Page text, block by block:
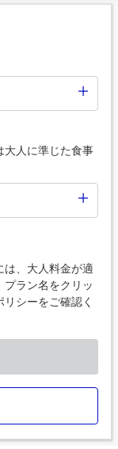
大人に準じた食事
は、大人料金が適
ラン名をクリッ
シーをご確認く